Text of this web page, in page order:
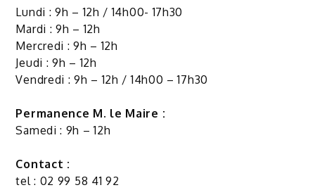
Lundi : 9h – 12h / 14h00- 17h30
Mardi : 9h – 12h
Mercredi : 9h – 12h
Jeudi : 9h – 12h
Vendredi : 9h – 12h / 14h00 – 17h30
Permanence M. le Maire :
Samedi : 9h – 12h
Contact :
tel : 02 99 58 41 92